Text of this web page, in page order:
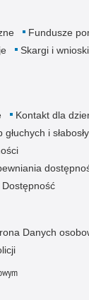
Fundusze
Skargi i wnioski
Kontakt dla
i
Dostępność
Danych